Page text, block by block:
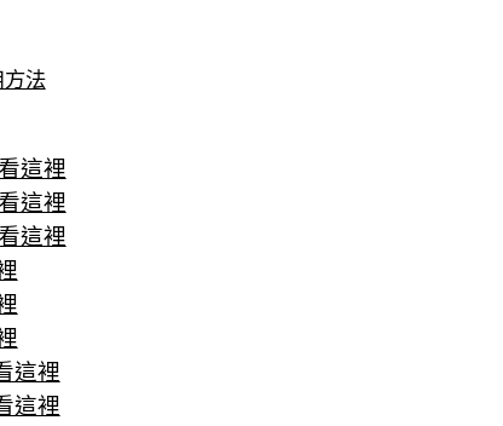
方法
這裡
這裡
這裡
這裡
這裡